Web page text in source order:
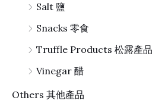
Salt 鹽
Snacks 零食
Truffle Products 松露產品
Vinegar 醋
Others 其他產品